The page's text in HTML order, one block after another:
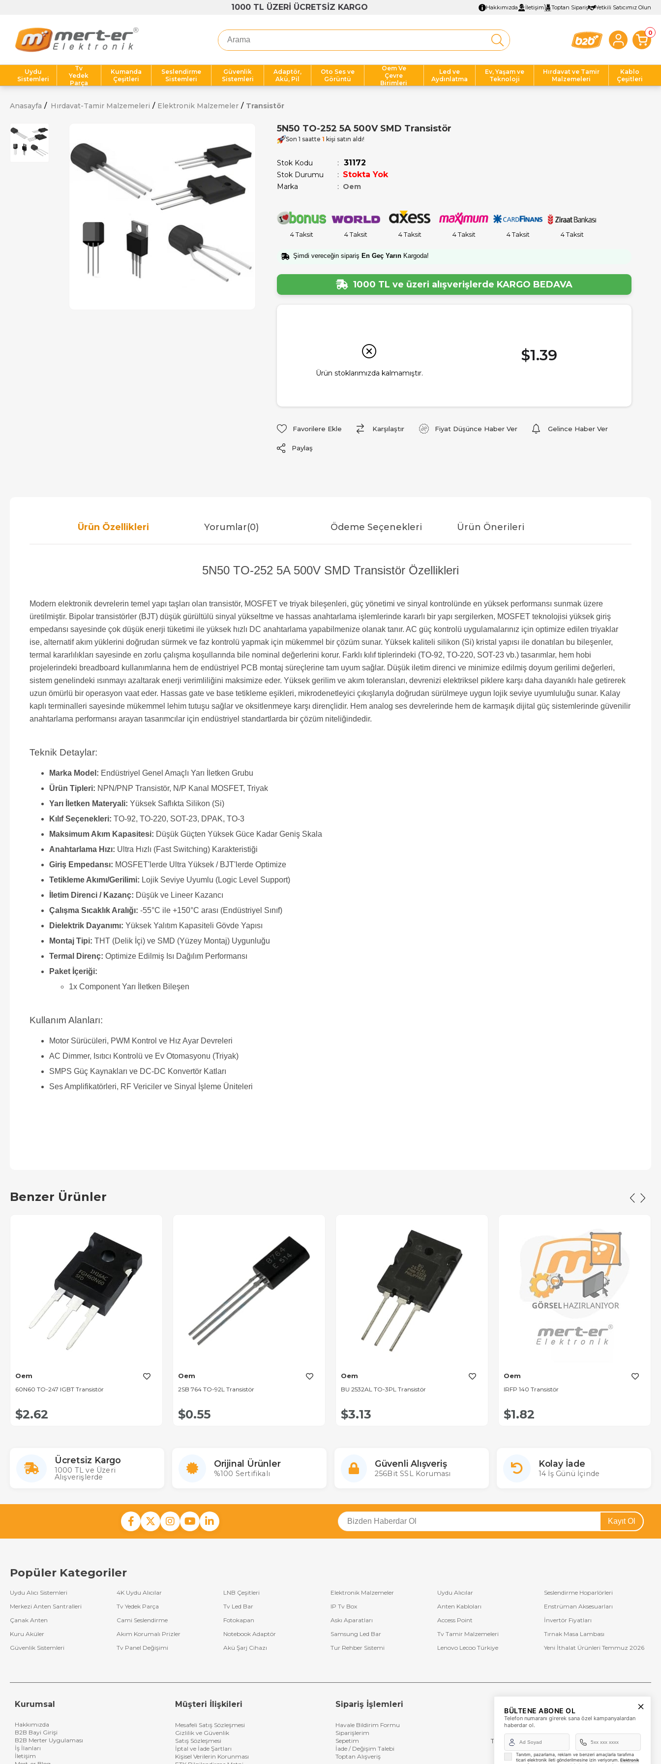
1000 TL ÜZERİ ÜCRETSİZ KARGO Hakkımızda İletişim Toptan Sipariş Yetkili Satıcımız Olun
0
Uydu
Sistemleri
Tv
Yedek
Parça
Kumanda
Çeşitleri
Seslendirme
Sistemleri
Güvenlik
Sistemleri
Adaptör,
Akü, Pil
Oto Ses ve
Görüntü
Oem Ve
Çevre
Birimleri
Led ve
Aydınlatma
Ev, Yaşam ve
Teknoloji
Hırdavat ve Tamir
Malzemeleri
Kablo
Çeşitleri
Anasayfa Hırdavat-Tamir Malzemeleri Elektronik Malzemeler Transistör
5N50 TO-252 5A 500V SMD Transistör
Son 1 saatte 1 kişi satın aldı!
Stok Kodu 31172
Stok Durumu : Stokta Yok
Marka : Oem
4 Taksit 4 Taksit 4 Taksit 4 Taksit 4 Taksit 4 Taksit
Şimdi vereceğin sipariş En Geç Yarın Kargoda!
1000 TL ve üzeri alışverişlerde KARGO BEDAVA
Ürün stoklarımızda kalmamıştır.
$1.39
Favorilere Ekle Karşılaştır Fiyat Düşünce Haber Ver Gelince Haber Ver
Paylaş
Ürün Özellikleri Yorumlar(0) Ödeme Seçenekleri Ürün Önerileri
5N50 TO-252 5A 500V SMD Transistör Özellikleri
Modern elektronik devrelerin temel yapı taşları olan transistör, MOSFET ve triyak bileşenleri, güç yönetimi ve sinyal kontrolünde en yüksek performansı sunmak üzere
üretilmiştir. Bipolar transistörler (BJT) düşük gürültülü sinyal yükseltme ve hassas anahtarlama işlemlerinde kararlı bir yapı sergilerken, MOSFET teknolojisi yüksek giriş
empedansı sayesinde çok düşük enerji tüketimi ile yüksek hızlı DC anahtarlama yapabilmenize olanak tanır. AC güç kontrolü uygulamalarınız için optimize edilen triyaklar
ise, alternatif akım yüklerini doğrudan sürmek ve faz kontrolü yapmak için mükemmel bir çözüm sunar. Yüksek kaliteli silikon (Si) kristal yapısı ile donatılan bu bileşenler,
termal kararlılıkları sayesinde en zorlu çalışma koşullarında bile nominal değerlerini korur. Farklı kılıf tiplerindeki (TO-92, TO-220, SOT-23 vb.) tasarımlar, hem hobi
projelerindeki breadboard kullanımlarına hem de endüstriyel PCB montaj süreçlerine tam uyum sağlar. Düşük iletim direnci ve minimize edilmiş doyum gerilimi değerleri,
sistem genelindeki ısınmayı azaltarak enerji verimliliğini maksimize eder. Yüksek gerilim ve akım toleransları, devrenizi elektriksel piklere karşı daha dayanıklı hale getirerek
uzun ömürlü bir operasyon vaat eder. Hassas gate ve base tetikleme eşikleri, mikrodenetleyici çıkışlarıyla doğrudan sürülmeye uygun lojik seviye uyumluluğu sunar. Kalay
kaplı terminalleri sayesinde mükemmel lehim tutuşu sağlar ve oksitlenmeye karşı dirençlidir. Hem analog ses devrelerinde hem de karmaşık dijital güç sistemlerinde güvenilir
anahtarlama performansı arayan tasarımcılar için endüstriyel standartlarda bir çözüm niteliğindedir.
Teknik Detaylar:
Marka Model: Endüstriyel Genel Amaçlı Yarı İletken Grubu
Ürün Tipleri: NPN/PNP Transistör, N/P Kanal MOSFET, Triyak
Yarı İletken Materyali: Yüksek Saflıkta Silikon (Si)
Kılıf Seçenekleri: TO-92, TO-220, SOT-23, DPAK, TO-3
Maksimum Akım Kapasitesi: Düşük Güçten Yüksek Güce Kadar Geniş Skala
Anahtarlama Hızı: Ultra Hızlı (Fast Switching) Karakteristiği
Giriş Empedansı: MOSFET'lerde Ultra Yüksek / BJT'lerde Optimize
Tetikleme Akımı/Gerilimi: Lojik Seviye Uyumlu (Logic Level Support)
İletim Direnci / Kazanç: Düşük ve Lineer Kazancı
Çalışma Sıcaklık Aralığı: -55°C ile +150°C arası (Endüstriyel Sınıf)
Dielektrik Dayanımı: Yüksek Yalıtım Kapasiteli Gövde Yapısı
Montaj Tipi: THT (Delik İçi) ve SMD (Yüzey Montaj) Uygunluğu
Termal Direnç: Optimize Edilmiş Isı Dağılım Performansı
Paket İçeriği:
1x Component Yarı İletken Bileşen
Kullanım Alanları:
Motor Sürücüleri, PWM Kontrol ve Hız Ayar Devreleri
AC Dimmer, Isıtıcı Kontrolü ve Ev Otomasyonu (Triyak)
SMPS Güç Kaynakları ve DC-DC Konvertör Katları
Ses Amplifikatörleri, RF Vericiler ve Sinyal İşleme Üniteleri
Benzer Ürünler
Oem
60N60 TO-247 IGBT Transistör
$2.62
Oem
2SB 764 TO-92L Transistör
$0.55
Oem
BU 2532AL TO-3PL Transistör
$3.13
Oem
IRFP 140 Transistör
$1.82
Ücretsiz Kargo
1000 TL ve Üzeri
Alışverişlerde
Orijinal Ürünler
%100 Sertifikalı
Güvenli Alışveriş
256Bit SSL Koruması
Kolay İade
14 İş Günü İçinde
Kayıt Ol
Popüler Kategoriler
Uydu Alıcı Sistemleri 4K Uydu Alıcılar LNB Çeşitleri Elektronik Malzemeler Uydu Alıcılar
Seslendirme Hoparlörleri
Merkezi Anten Santralleri
Tv Yedek Parça Tv Led Bar IP Tv Box Anten Kabloları
Enstrüman Aksesuarları
Çanak Anten
Cami Seslendirme Fotokapan Askı Aparatları Access Point
İnvertör Fiyatları
Kuru Aküler
Akım Korumalı Prizler Notebook Adaptör Samsung Led Bar Tv Tamir Malzemeleri
Tırnak Masa Lambası
Güvenlik Sistemleri
Tv Panel Değişimi Akü Şarj Cihazı Tur Rehber Sistemi Lenovo Lecoo Türkiye Yeni İthalat Ürünleri Temmuz 2026
Kurumsal
Hakkımızda
B2B Bayi Girişi
B2B Merter Uygulaması
İş İlanları
İletişim
Müşteri İlişkileri
Mesafeli Satış Sözleşmesi
Gizlilik ve Güvenlik
Satış Sözleşmesi
İptal ve İade Şartları
Kişisel Verilerin Korunması
Sipariş İşlemleri
Havale Bildirim Formu
Siparişlerim
Sepetim
İade / Değişim Talebi
Toptan Alışveriş
+90 (850) 473 08 08
Tevfik Bey Mah. Dr. Ali Demir Cd. No:51 Kat:2 Kobi İş
Merkezi
Küçükçekmece / İstanbul
BÜLTENE ABONE OL
Telefon numaranı girerek sana özel kampanyalardan
haberdar ol.
Tanıtım, pazarlama, reklam ve benzeri amaçlarla tarafıma
ticari elektronik ileti gönderilmesine izin veriyorum. Elektronik